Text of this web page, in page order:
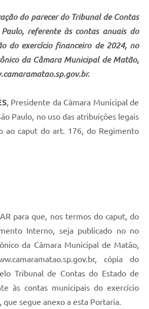
do parecer do Tribunal de Contas
referente às contas anuais do
do exercício financeiro de 2024, no
da Câmara Municipal de Matão,
, Presidente da Câmara Municipal de
Paulo, no uso das atribuições legais
ao caput do art. 176, do Regimento
para que, nos termos do caput, do
Interno, seja publicado no no
da Câmara Municipal de Matão,
cópia do
Tribunal de Contas do Estado de
às contas municipais do exercício
segue anexo a esta Portaria.